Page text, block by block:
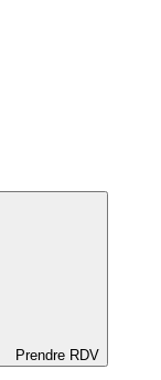
Prendre RDV